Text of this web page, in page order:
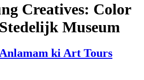
Creatives: Color
Museum
ki Art Tours